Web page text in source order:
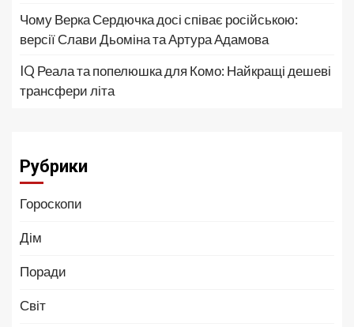
Чому Верка Сердючка досі співає російською:
версії Слави Дьоміна та Артура Адамова
IQ Реала та попелюшка для Комо: Найкращі дешеві
трансфери літа
Рубрики
Гороскопи
Дім
Поради
Світ